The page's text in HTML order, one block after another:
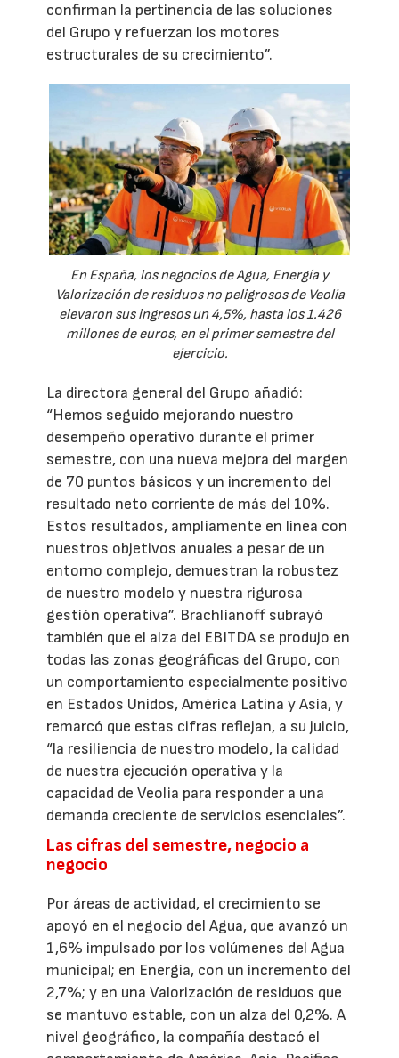
confirman la pertinencia de las soluciones
del Grupo y refuerzan los motores
estructurales de su crecimiento”.
En España, los negocios de Agua, Energía y
Valorización de residuos no peligrosos de Veolia
elevaron sus ingresos un 4,5%, hasta los 1.426
millones de euros, en el primer semestre del
ejercicio.
La directora general del Grupo añadió:
“Hemos seguido mejorando nuestro
desempeño operativo durante el primer
semestre, con una nueva mejora del margen
de 70 puntos básicos y un incremento del
resultado neto corriente de más del 10%.
Estos resultados, ampliamente en línea con
nuestros objetivos anuales a pesar de un
entorno complejo, demuestran la robustez
de nuestro modelo y nuestra rigurosa
gestión operativa”. Brachlianoff subrayó
también que el alza del EBITDA se produjo en
todas las zonas geográficas del Grupo, con
un comportamiento especialmente positivo
en Estados Unidos, América Latina y Asia, y
remarcó que estas cifras reflejan, a su juicio,
“la resiliencia de nuestro modelo, la calidad
de nuestra ejecución operativa y la
capacidad de Veolia para responder a una
demanda creciente de servicios esenciales”.
Las cifras del semestre, negocio a
negocio
Por áreas de actividad, el crecimiento se
apoyó en el negocio del Agua, que avanzó un
1,6% impulsado por los volúmenes del Agua
municipal; en Energía, con un incremento del
2,7%; y en una Valorización de residuos que
se mantuvo estable, con un alza del 0,2%. A
nivel geográfico, la compañía destacó el